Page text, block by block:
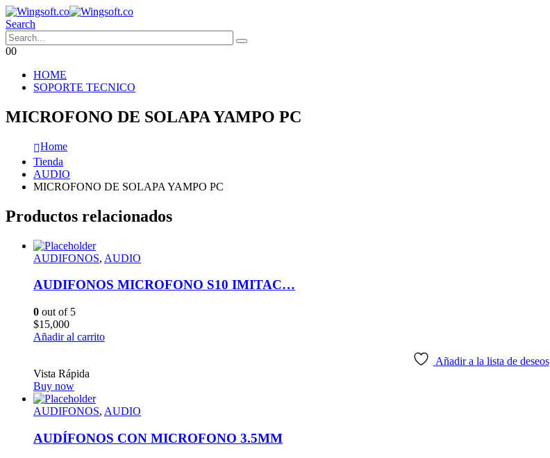
Search
00
HOME
SOPORTE TECNICO
MICROFONO DE SOLAPA YAMPO PC
Home
Tienda
AUDIO
MICROFONO DE SOLAPA YAMPO PC
Productos relacionados
AUDIFONOS, AUDIO
AUDIFONOS MICROFONO S10 IMITAC…
0 out of 5
$15,000
Añadir al carrito
Añadir a la lista de deseos
Vista Rápida
Buy now
AUDIFONOS, AUDIO
AUDÍFONOS CON MICROFONO 3.5MM